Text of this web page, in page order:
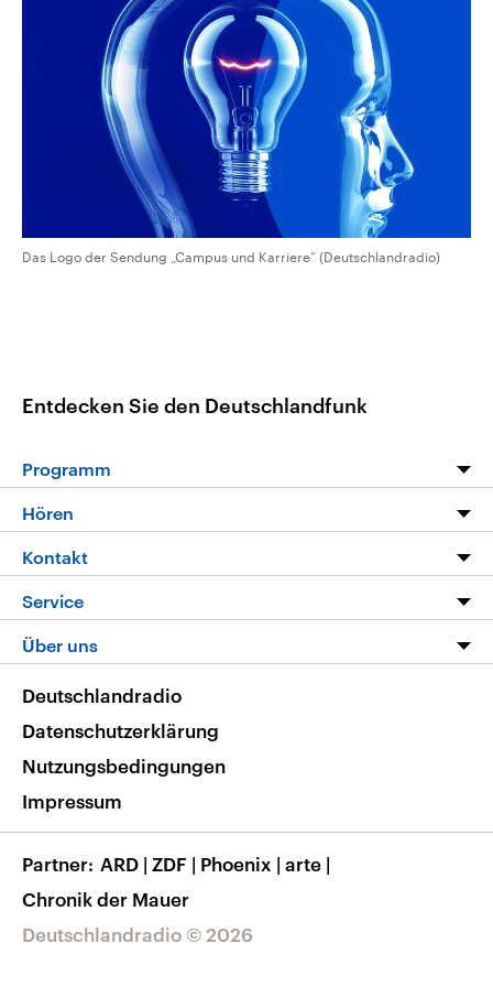
CDU, SPD und FDP regiert.-
Umfragen, Prognosen,
Wahlprogramme, aktuelle Berichte
und Hintergründe zu den Parteien
und Kandidaten der anstehenden
aktuelle Weltgeschehen.
Sendungen Programm Podcasts
Audio-Archiv
Das Logo der Sendung „Campus und Karriere“ (Deutschlandradio)
Entdecken Sie den Deutschlandfunk
Programm
Programm
Die Nachrichten
Nachrichtenleicht
Neue Beiträge auf dlf.de
Hören
Livestream
Podcasts
Deutschlandfunk App
Nachrichten App
Frequenzen
Kontakt
Hörerservice
Service
FAQ
Veranstaltungen
Musikliste
RSS
Über uns
Barrierefreiheit
Deutschlandradio © 2026
Deutschlandradio
Datenschutzerklärung
Nutzungsbedingungen
Impressum
Partner ARD | ZDF | Phoenix | arte |
Chronik der Mauer